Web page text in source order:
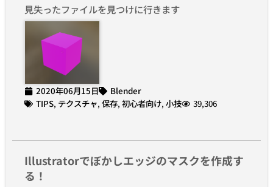
見失ったファイルを見つけに行きます
2020年06月15日
Blender
TIPS, テクスチャ, 保存, 初心者向け, 小技 39,306
Illustratorでぼかしエッジのマスクを作成す
る！